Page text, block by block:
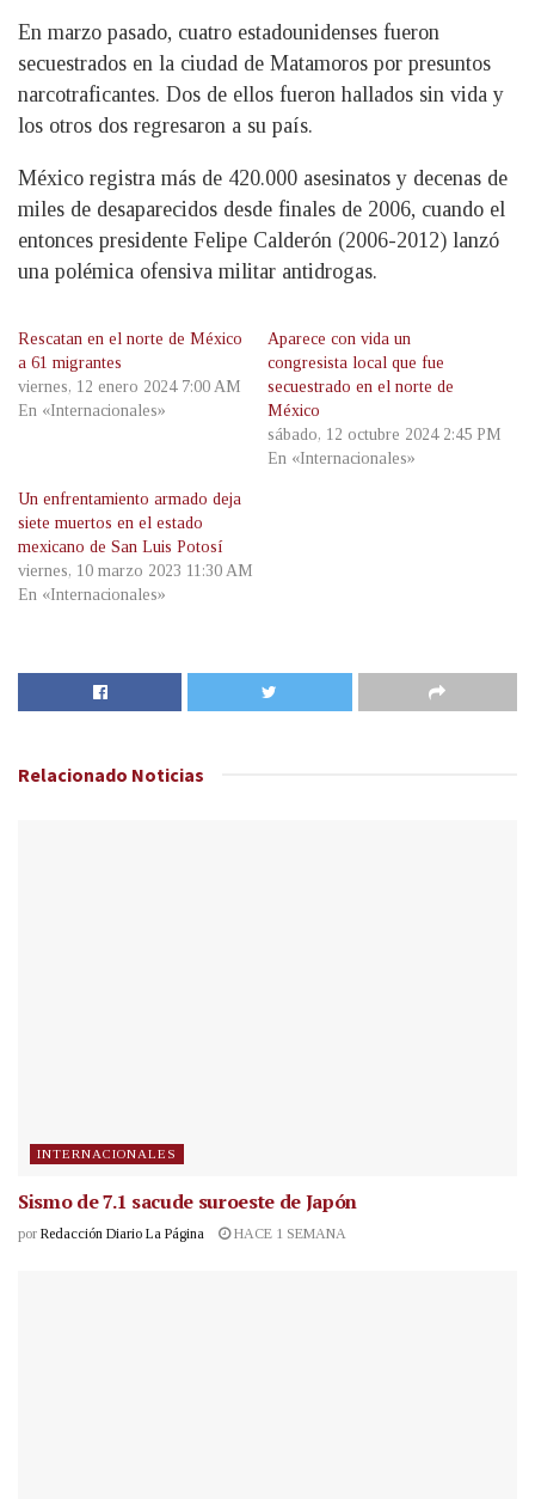
En marzo pasado, cuatro estadounidenses fueron
secuestrados en la ciudad de Matamoros por presuntos
narcotraficantes. Dos de ellos fueron hallados sin vida y
los otros dos regresaron a su país.
México registra más de 420.000 asesinatos y decenas de
miles de desaparecidos desde finales de 2006, cuando el
entonces presidente Felipe Calderón (2006-2012) lanzó
una polémica ofensiva militar antidrogas.
Rescatan en el norte de México
a 61 migrantes
viernes, 12 enero 2024 7:00 AM
En «Internacionales»
Aparece con vida un
congresista local que fue
secuestrado en el norte de
México
sábado, 12 octubre 2024 2:45 PM
En «Internacionales»
Un enfrentamiento armado deja
siete muertos en el estado
mexicano de San Luis Potosí
viernes, 10 marzo 2023 11:30 AM
En «Internacionales»
Relacionado Noticias
INTERNACIONALES
Sismo de 7.1 sacude suroeste de Japón
por Redacción Diario La Página HACE 1 SEMANA